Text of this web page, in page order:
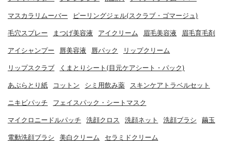
マスカラリムーバー ピーリングジェル(スクラブ・ゴマージュ)
毛穴スプレー まつげ美容液 アイクリーム 眉毛美容液 眉毛育毛剤
アイシャンプー 唇美容液 唇パック リップクリーム
リップスクラブ くまとりシート(目元ケアシート・パック)
あぶらとり紙 コットン シミ用飲み薬 スキンケアトラベルセット
ニキビパッチ フェイスパック・シートマスク
マイクロニードルパッチ 洗顔クロス 洗顔ネット 洗顔ブラシ 繭玉
電動洗顔ブラシ 美白クリーム セラミドクリーム